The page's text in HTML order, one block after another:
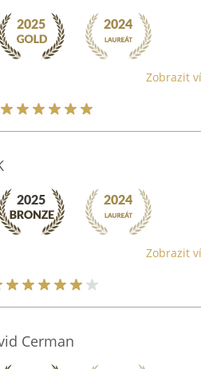
Zobrazit
Zobrazit
Cerman